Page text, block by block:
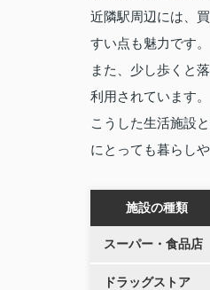
近隣駅周辺には、
すい点も魅力です。
また、少し歩くと
利用されています。
こうした生活施設
にとっても暮らし
施設の種類
スーパー・食品店
ドラッグストア